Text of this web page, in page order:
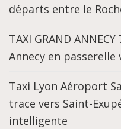
départs entre le
TAXI GRAND
Annecy en passerelle
Taxi Lyon Aéroport
trace vers Saint-
intelligente